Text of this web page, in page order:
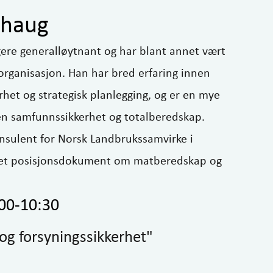
generalløytnant og har blant annet vært
Han har bred erfaring innen
og strategisk planlegging, og er en mye
samfunnssikkerhet og totalberedskap.
for Norsk Landbrukssamvirke i
posisjonsdokument om matberedskap og
10:30
forsyningssikkerhet"